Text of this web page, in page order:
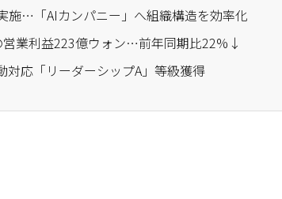
施…「AIカンパニー」へ組織構造を効率化
営業利益223億ウォン…前年同期比22%↓
対応「リーダーシップA」等級獲得